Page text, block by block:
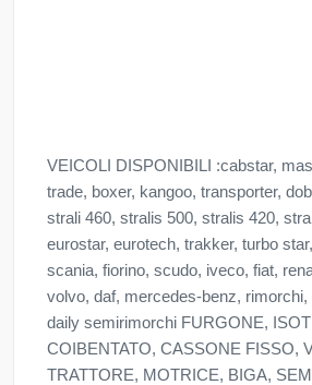
VEICOLI DISPONIBILI :cabstar,
trade, boxer, kangoo, transporter,
strali 460, stralis 500, stralis 420,
eurostar, eurotech, trakker, turbo
scania, fiorino, scudo, iveco, fiat,
volvo, daf, mercedes-benz, rimorchi,
daily semirimorchi FURGONE,
COIBENTATO, CASSONE FISSO,
TRATTORE, MOTRICE, BIGA,